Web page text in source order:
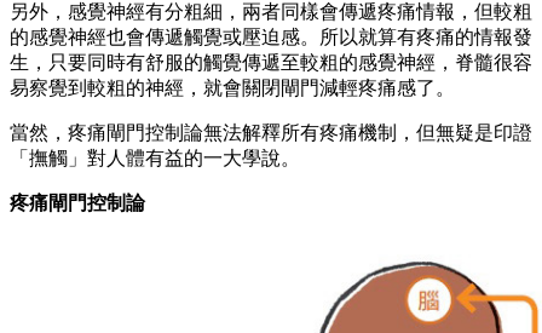
另外，感覺神經有分粗細，兩者同樣會傳遞疼痛情報，但較粗
的感覺神經也會傳遞觸覺或壓迫感。所以就算有疼痛的情報發
生，只要同時有舒服的觸覺傳遞至較粗的感覺神經，脊髓很容
易察覺到較粗的神經，就會關閉閘門減輕疼痛感了。
當然，疼痛閘門控制論無法解釋所有疼痛機制，但無疑是印證
「撫觸」對人體有益的一大學說。
疼痛閘門控制論